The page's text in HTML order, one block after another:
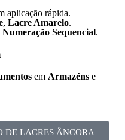
aplicação rápida.
, Lacre Amarelo.
Numeração Sequencial.
em Armazéns e
DE LACRES ÂNCORA